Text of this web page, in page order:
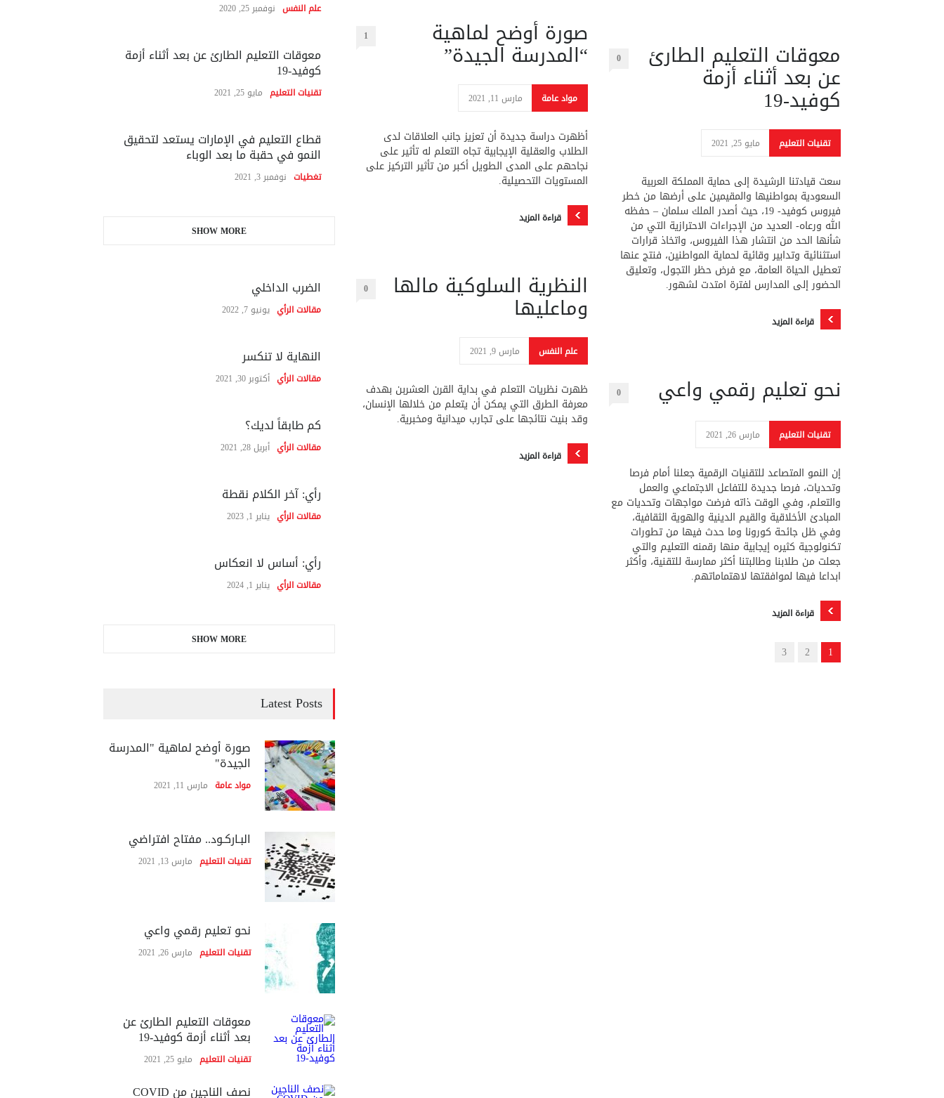
معوقات التعليم الطارئ
عن بعد أثناء أزمة
كوفيد-19
0
تقنيات التعليم مايو 25, 2021
سعت قيادتنا الرشيدة إلى حماية المملكة العربية
السعودية بمواطنيها والمقيمين على أرضها من خطر
فيروس كوفيد- 19، حيث أصدر الملك سلمان – حفظه
الله ورعاه- العديد من الإجراءات الاحترازية التي من
شأنها الحد من انتشار هذا الفيروس، واتخاذ قرارات
استثنائية وتدابير وقائية لحماية المواطنين، فنتج عنها
تعطيل الحياة العامة، مع فرض حظر التجول، وتعليق
الحضور إلى المدارس لفترة امتدت لشهور.
قراءة المزيد
نحو تعليم رقمي واعي 0
تقنيات التعليم مارس 26, 2021
إن النمو المتصاعد للتقنيات الرقمية جعلنا أمام فرصا
وتحديات، فرصا جديدة للتفاعل الاجتماعي والعمل
والتعلم، وفي الوقت ذاته فرضت مواجهات وتحديات مع
المبادئ الأخلاقية والقيم الدينية والهوية الثقافية،
وفي ظل جائحة كورونا وما حدث فيها من تطورات
تكنولوجية كثيره إيجابية منها رقمنه التعليم والتي
جعلت من طلابنا وطالبتنا أكثر ممارسة للتقنية، وأكثر
ابداعا فيها لموافقتها لاهتماماتهم.
قراءة المزيد
صورة أوضح لماهية
“المدرسة الجيدة”
1
مواد عامة مارس 11, 2021
أظهرت دراسة جديدة أن تعزيز جانب العلاقات لدى
الطلاب والعقلية الإيجابية تجاه التعلم له تأثير على
نجاحهم على المدى الطويل أكبر من تأثير التركيز على
المستويات التحصيلية.
قراءة المزيد
النظرية السلوكية مالها
وماعليها
0
علم النفس مارس 9, 2021
ظهرت نظريات التعلم في بداية القرن العشربن بهدف
معرفة الطرق التي يمكن أن يتعلم من خلالها الإنسان،
وقد بنيت نتائجها على تجارب ميدانية ومخبرية.
قراءة المزيد
1
2
3
علم النفس نوفمبر 25, 2020
معوقات التعليم الطارئ عن بعد أثناء أزمة
كوفيد-19
تقنيات التعليم مايو 25, 2021
قطاع التعليم في الإمارات يستعد لتحقيق
النمو في حقبة ما بعد الوباء
تغطيات نوفمبر 3, 2021
SHOW MORE
الضرب الداخلي
مقالات الرأي يونيو 7, 2022
النهاية لا تنكسر
مقالات الرأي أكتوبر 30, 2021
كم طابقاً لديك؟
مقالات الرأي أبريل 28, 2021
رأي: آخر الكلام نقطة
مقالات الرأي يناير 1, 2023
رأي: أساس لا انعكاس
مقالات الرأي يناير 1, 2024
SHOW MORE
Latest Posts
صورة أوضح لماهية "المدرسة
الجيدة"
مواد عامة مارس 11, 2021
البـاركـود.. مفتاح افتراضي
تقنيات التعليم مارس 13, 2021
نحو تعليم رقمي واعي
تقنيات التعليم مارس 26, 2021
معوقات التعليم الطارئ عن
بعد أثناء أزمة كوفيد-19
تقنيات التعليم مايو 25, 2021
نصف الناجين من COVID